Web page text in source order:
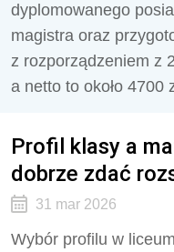
dyplomowanego
magistra oraz
z rozporządzeniem z
a netto to około 4700
Profil klasy a
dobrze zdać
31 mar 2026
Wybór profilu w